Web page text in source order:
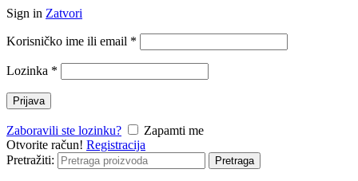
Sign in Zatvori
Korisničko ime ili email *
Lozinka *
Prijava
Zaboravili ste lozinku?
Zapamti me
Otvorite račun! Registracija
Pretražiti:
Pretraga